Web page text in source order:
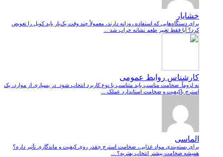
خشایار
برای دستگاه‌هایی که استفاده روزانه دارند، معمولاً چند وقت یک‌بار باید کویل را تعویض
کرد؟ آیا فقط تغییر طعم نشانه خراب شد ...
کارشناس روابط عمومی
نه لزوماً. ضخامت مناسب باید متناسب با نوع کاربرد انتخاب شود. در بسیاری از موارد، یک
استرچ باکیفیت و ضخامت استاندارد عملک ...
الماسی
برای بسته‌بندی مواد غذایی، ضخامت استرچ چقدر روی کیفیت و ماندگاری تأثیر داره؟
همیشه ضخامت بیشتر انتخاب بهتریه؟ ...